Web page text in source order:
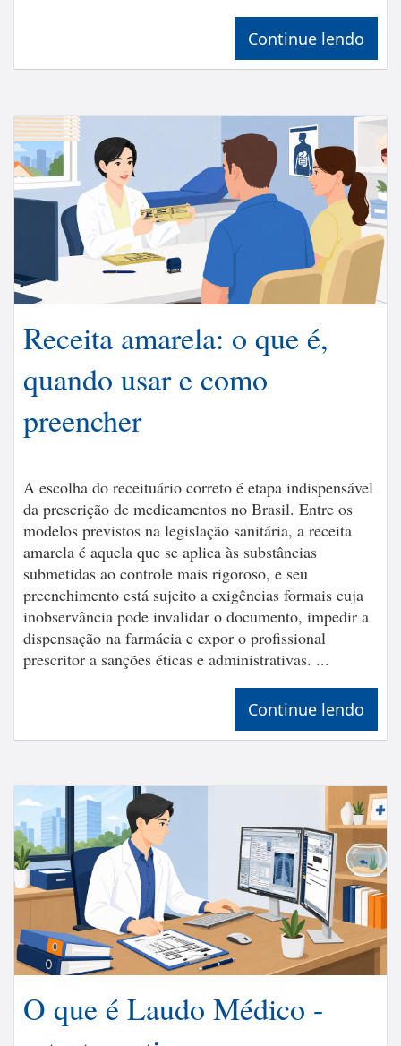
Continue lendo
Receita amarela: o que é,
quando usar e como
preencher
A escolha do receituário correto é etapa indispensável
da prescrição de medicamentos no Brasil. Entre os
modelos previstos na legislação sanitária, a receita
amarela é aquela que se aplica às substâncias
submetidas ao controle mais rigoroso, e seu
preenchimento está sujeito a exigências formais cuja
inobservância pode invalidar o documento, impedir a
dispensação na farmácia e expor o profissional
prescritor a sanções éticas e administrativas. ...
Continue lendo
O que é Laudo Médico -